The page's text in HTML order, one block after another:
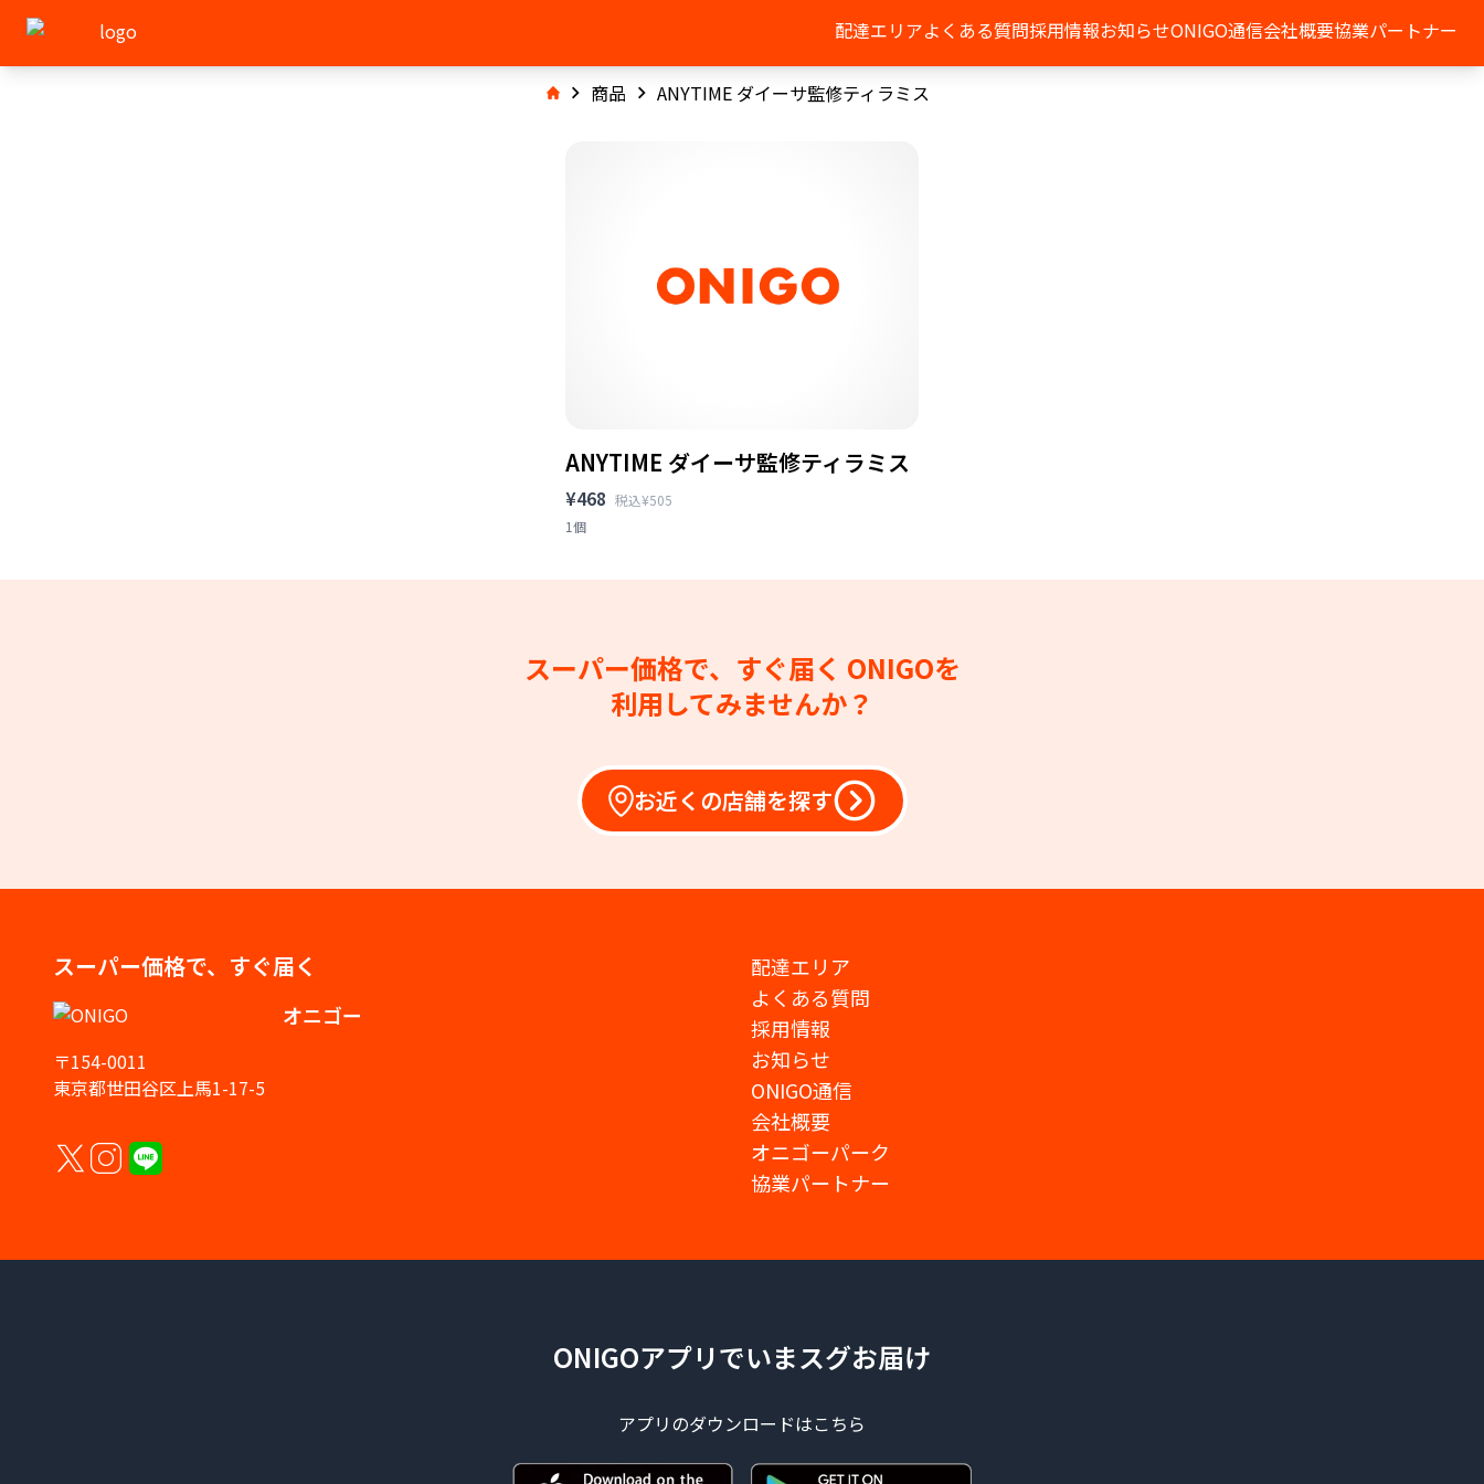
配達エリアよくある質問採用情報お知らせONIGO通信会社概要協業パートナー
商品 ANYTIME ダイーサ監修ティラミス
ANYTIME ダイーサ監修ティラミス
¥468 税込¥505
1個
スーパー価格で、すぐ届く ONIGOを
利用してみませんか？
お近くの店舗を探す
スーパー価格で、すぐ届く
オニゴー
〒154-0011
東京都世田谷区上馬1-17-5
配達エリア
よくある質問
採用情報
お知らせ
ONIGO通信
会社概要
オニゴーパーク
協業パートナー
ONIGOアプリでいまスグお届け
アプリのダウンロードはこちら